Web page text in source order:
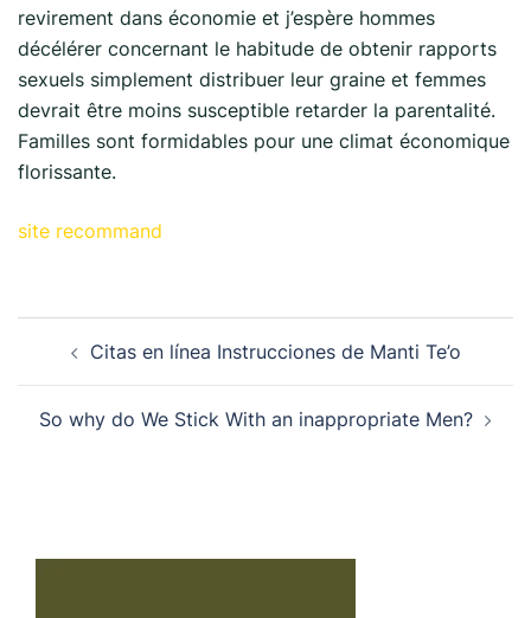
revirement dans économie et j’espère hommes
décélérer concernant le habitude de obtenir rapports
sexuels simplement distribuer leur graine et femmes
devrait être moins susceptible retarder la parentalité.
Familles sont formidables pour une climat économique
florissante.
site recommand
Citas en línea Instrucciones de Manti Te’o
So why do We Stick With an inappropriate Men?